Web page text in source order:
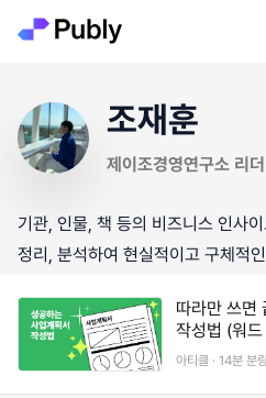
조재훈
제이조경영연구소 리더
기관, 인물, 책 등의 비즈니스 인사
정리, 분석하여 현실적이고 구체적
따라만 쓰면
작성법 (워
아티클 · 14분 분